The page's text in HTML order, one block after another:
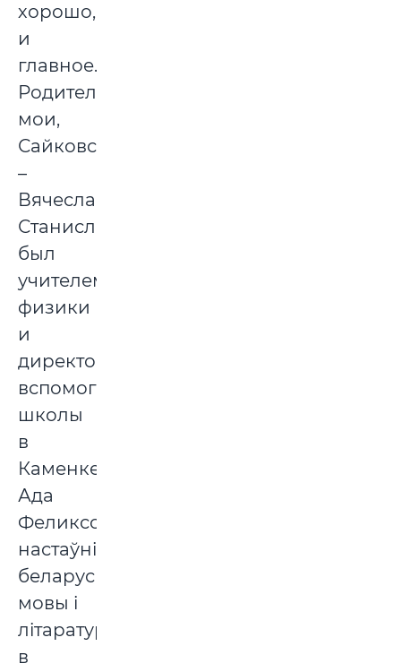
хорошо,
и
главное.
Родители
мои,
Сайковские
–
Вячеслав
Станиславович
был
учителем
физики
и
директором
вспомогательной
школы
в
Каменке,
Ада
Феликсовна
настаўніца
беларускай
мовы і
літаратуры
в